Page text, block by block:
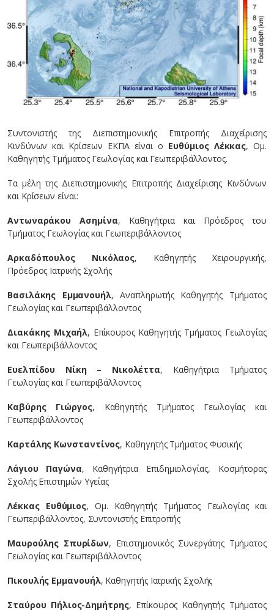
Συντονιστής της Διεπιστημονικής Επιτροπής Διαχείρισης
Κινδύνων και Κρίσεων ΕΚΠΑ είναι ο Ευθύμιος Λέκκας, Ομ.
Καθηγητής Τμήματος Γεωλογίας και Γεωπεριβάλλοντος.
Τα μέλη της Διεπιστημονικής Επιτροπής Διαχείρισης Κινδύνων
και Κρίσεων είναι:
Αντωναράκου Ασημίνα, Καθηγήτρια και Πρόεδρος του
Τμήματος Γεωλογίας και Γεωπεριβάλλοντος
Αρκαδόπουλος Νικόλαος, Καθηγητής Χειρουργικής,
Πρόεδρος Ιατρικής Σχολής
Βασιλάκης Εμμανουήλ, Αναπληρωτής Καθηγητής Τμήματος
Γεωλογίας και Γεωπεριβάλλοντος
Διακάκης Μιχαήλ, Επίκουρος Καθηγητής Τμήματος Γεωλογίας
και Γεωπεριβάλλοντος
Ευελπίδου Nίκη – Νικολέττα, Καθηγήτρια Τμήματος
Γεωλογίας και Γεωπεριβάλλοντος
Καβύρης Γιώργος, Καθηγητής Τμήματος Γεωλογίας και
Γεωπεριβάλλοντος
Καρτάλης Κωνσταντίνος, Καθηγητής Τμήματος Φυσικής
Λάγιου Παγώνα, Καθηγήτρια Επιδημιολογίας, Κοσμήτορας
Σχολής Επιστημών Υγείας
Λέκκας Ευθύμιος, Ομ. Καθηγητής Τμήματος Γεωλογίας και
Γεωπεριβάλλοντος, Συντονιστής Επιτροπής
Μαυρούλης Σπυρίδων, Επιστημονικός Συνεργάτης Τμήματος
Γεωλογίας και Γεωπεριβάλλοντος
Πικουλής Εμμανουήλ, Καθηγητής Ιατρικής Σχολής
Σταύρου Πήλιος-Δημήτρης, Επίκουρος Καθηγητής Τμήματος